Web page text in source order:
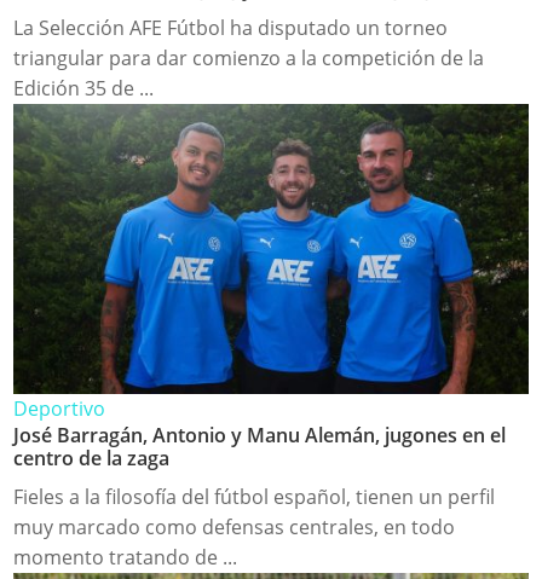
La Selección AFE Fútbol ha disputado un torneo
triangular para dar comienzo a la competición de la
Edición 35 de ...
Deportivo
José Barragán, Antonio y Manu Alemán, jugones en el
centro de la zaga
Fieles a la filosofía del fútbol español, tienen un perfil
muy marcado como defensas centrales, en todo
momento tratando de ...